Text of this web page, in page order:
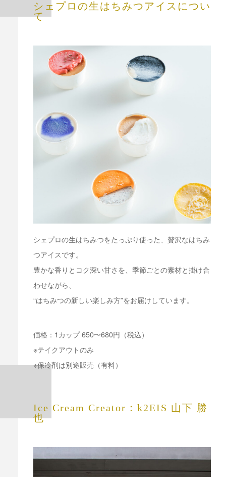
シェプロの生はちみつアイスについ
て
シェプロの生はちみつをたっぷり使った、贅沢なはちみ
つアイスです。
豊かな香りとコク深い甘さを、季節ごとの素材と掛け合
わせながら、
“はちみつの新しい楽しみ方”をお届けしています。
価格：1カップ 650〜680円（税込）
※テイクアウトのみ
※保冷剤は別途販売（有料）
Ice Cream Creator：k2EIS 山下 勝
也